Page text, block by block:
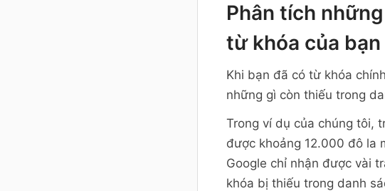
Phân tích
từ khóa của bạn
Khi bạn đã có từ khóa
những gì còn thiếu trong
Trong ví dụ của chúng tôi,
được khoảng 12.000 đô la
Google chỉ nhận được vài
khóa bị thiếu trong danh